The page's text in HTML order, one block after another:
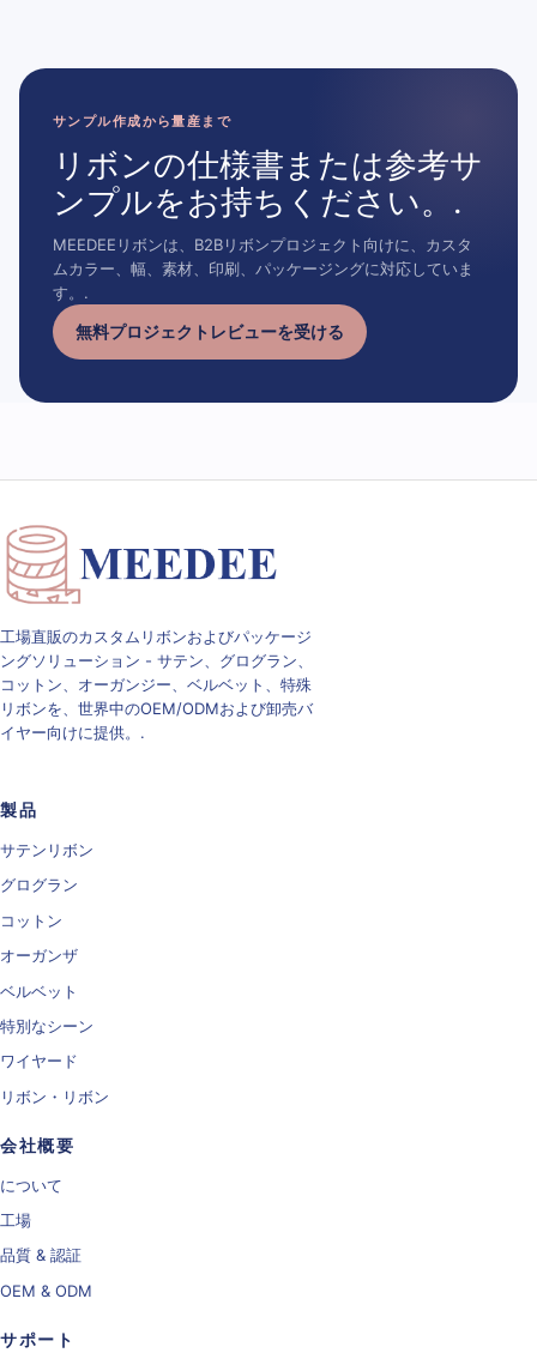
サンプル作成から量産まで
リボンの仕様書または参考サ
ンプルをお持ちください。.
MEEDEEリボンは、B2Bリボンプロジェクト向けに、カスタ
ムカラー、幅、素材、印刷、パッケージングに対応していま
す。.
無料プロジェクトレビューを受ける
工場直販のカスタムリボンおよびパッケージ
ングソリューション - サテン、グログラン、
コットン、オーガンジー、ベルベット、特殊
リボンを、世界中のOEM/ODMおよび卸売バ
イヤー向けに提供。.
製品
サテンリボン
グログラン
コットン
オーガンザ
ベルベット
特別なシーン
ワイヤード
リボン・リボン
会社概要
について
工場
品質 & 認証
OEM & ODM
サポート